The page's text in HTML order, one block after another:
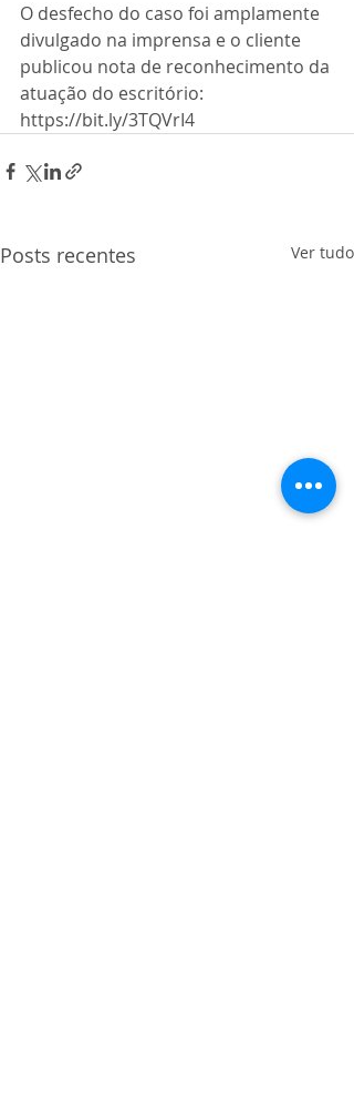
O desfecho do caso foi amplamente
divulgado na imprensa e o cliente
publicou nota de reconhecimento da
atuação do escritório:
https://bit.ly/3TQVrI4
Posts recentes Ver tudo